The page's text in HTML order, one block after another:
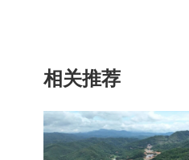
相关推荐